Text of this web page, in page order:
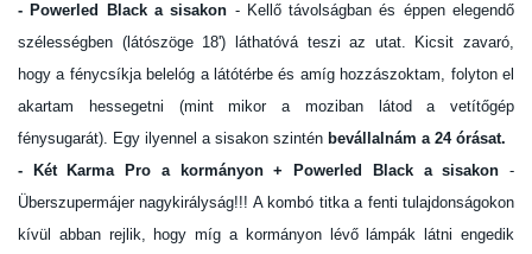
- Powerled Black a sisakon - Kellő távolságban és éppen elegendő
szélességben (látószöge 18') láthatóvá teszi az utat. Kicsit zavaró,
hogy a fénycsíkja belelóg a látótérbe és amíg hozzászoktam, folyton el
akartam hessegetni (mint mikor a moziban látod a vetítőgép
fénysugarát). Egy ilyennel a sisakon szintén bevállalnám a 24 órásat.
- Két Karma Pro a kormányon + Powerled Black a sisakon -
Überszupermájer nagykirályság!!! A kombó titka a fenti tulajdonságokon
kívül abban rejlik, hogy míg a kormányon lévő lámpák látni engedik